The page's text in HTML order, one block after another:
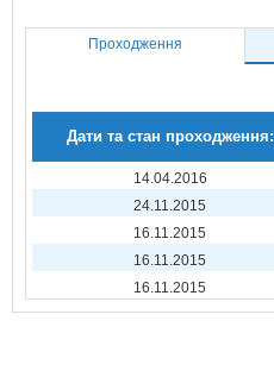
Проходження
Дати та стан проходження:
14.04.2016
24.11.2015
16.11.2015
16.11.2015
16.11.2015